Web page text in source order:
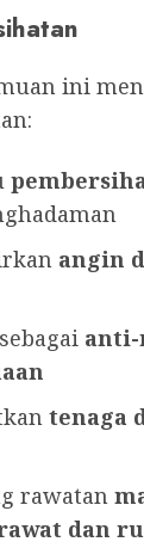
ini
angin
anti-
tenaga
rawatan
dan